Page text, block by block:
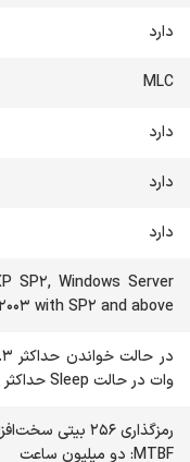
دارد
MLC
دارد
دارد
دارد
SP2, Windows Server
with SP2 and above
وات در حالت Sleep حداکثر 2 میلی‌وات